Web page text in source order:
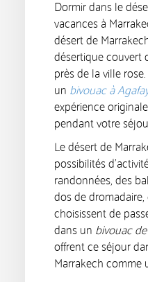
Dormir dans le
vacances à
désert de
désertique couvert
près de la ville
un bivouac à
expérience
pendant votre
Le désert de
possibilités
randonnées, des
dos de dromadaire,
choisissent de
dans un bivouac
offrent ce séjour
Marrakech comme